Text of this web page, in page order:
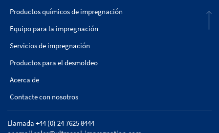
Productos químicos de impregnación
Equipo para la impregnación
Servicios de impregnación
Productos para el desmoldeo
Acerca de
Contacte con nosotros
Llamada +44 (0) 24 7625 8444